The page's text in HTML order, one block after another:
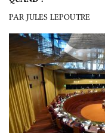
PAR JULES LEPOUTRE